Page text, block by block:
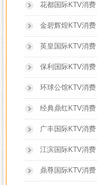
花都国际KTV消费
金碧辉煌KTV消费
英皇国际KTV消费
保利国际KTV消费
环球公馆KTV消费
经典鼎红KTV消费
广丰国际KTV消费
江滨国际KTV消费
鼎尊国际KTV消费